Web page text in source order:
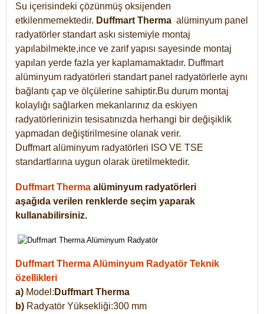
Su içerisindeki çözünmüş oksijenden
etkilenmemektedir. Duffmart Therma alüminyum panel
radyatörler standart askı sistemiyle montaj
yapılabilmekte,ince ve zarif yapısı sayesinde montaj
yapılan yerde fazla yer kaplamamaktadır. Duffmart
alüminyum radyatörleri standart panel radyatörlerle aynı
bağlantı çap ve ölçülerine sahiptir.Bu durum montaj
kolaylığı sağlarken mekanlarınız da eskiyen
radyatörlerinizin tesisatınızda herhangi bir değişiklik
yapmadan değiştirilmesine olanak verir.
Duffmart alüminyum radyatörleri ISO VE TSE
standartlarına uygun olarak üretilmektedir.
Duffmart Therma alüminyum radyatörleri
aşağıda verilen renklerde seçim yaparak
kullanabilirsiniz.
Duffmart Therma Alüminyum Radyatör Teknik
özellikleri
a) Model: Duffmart Therma
b) Radyatör Yüksekliği:300 mm